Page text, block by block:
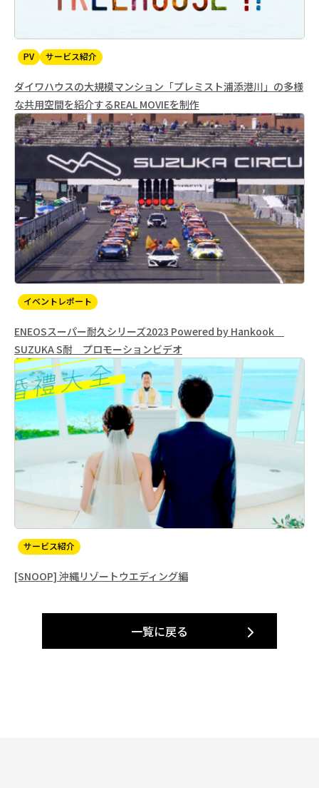
PV サービス紹介
ダイワハウスの大規模マンション「プレミスト浦添港川」の多様
な共用空間を紹介するREAL MOVIEを制作
イベントレポート
ENEOSスーパー耐久シリーズ2023 Powered by Hankook
SUZUKA S耐 プロモーションビデオ
サービス紹介
[SNOOP] 沖縄リゾートウエディング編
一覧に戻る